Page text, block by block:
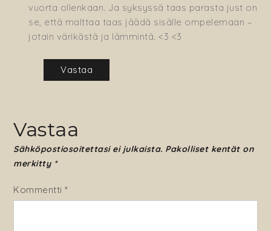
vuorta ollenkaan. Ja syksyssä taas parasta just on
se, että malttaa taas jäädä sisälle ompelemaan –
jotain värikästä ja lämmintä. <3 <3
Vastaa
Vastaa
Sähköpostiosoitettasi ei julkaista. Pakolliset kentät on
merkitty *
Kommentti*